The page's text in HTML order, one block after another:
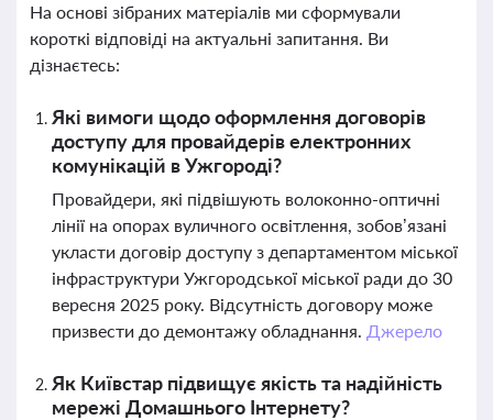
На основі зібраних матеріалів ми сформували
короткі відповіді на актуальні запитання. Ви
дізнаєтесь:
Які вимоги щодо оформлення договорів
доступу для провайдерів електронних
комунікацій в Ужгороді?
Провайдери, які підвішують волоконно-оптичні
лінії на опорах вуличного освітлення, зобов’язані
укласти договір доступу з департаментом міської
інфраструктури Ужгородської міської ради до 30
вересня 2025 року. Відсутність договору може
призвести до демонтажу обладнання. Джерело
Як Київстар підвищує якість та надійність
мережі Домашнього Інтернету?